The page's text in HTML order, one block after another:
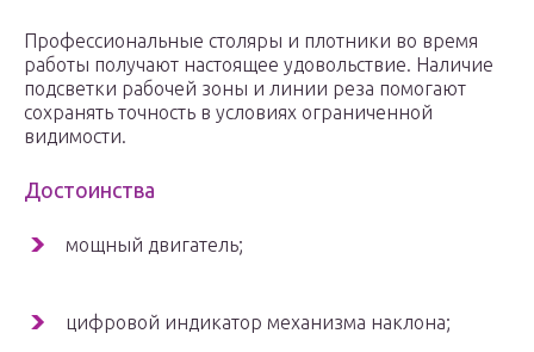
Профессиональные столяры и плотники во время
работы получают настоящее удовольствие. Наличие
подсветки рабочей зоны и линии реза помогают
сохранять точность в условиях ограниченной
видимости.
Достоинства
мощный двигатель;
цифровой индикатор механизма наклона;